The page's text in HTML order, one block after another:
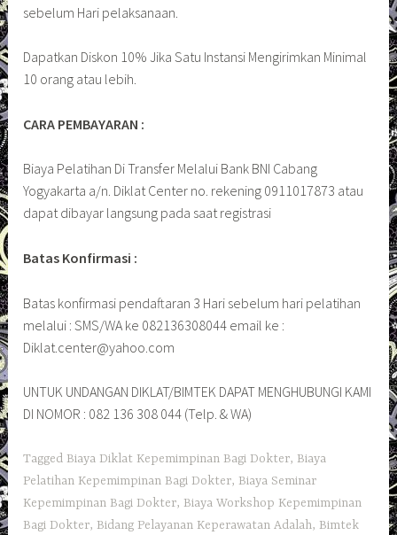
sebelum Hari pelaksanaan.
Dapatkan Diskon 10% Jika Satu Instansi Mengirimkan Minimal
10 orang atau lebih.
CARA PEMBAYARAN :
Biaya Pelatihan Di Transfer Melalui Bank BNI Cabang
Yogyakarta a/n. Diklat Center no. rekening 0911017873 atau
dapat dibayar langsung pada saat registrasi
Batas Konfirmasi :
Batas konfirmasi pendaftaran 3 Hari sebelum hari pelatihan
melalui : SMS/WA ke 082136308044 email ke :
Diklat.center@yahoo.com
UNTUK UNDANGAN DIKLAT/BIMTEK DAPAT MENGHUBUNGI KAMI
DI NOMOR : 082 136 308 044 (Telp. & WA)
Tagged Biaya Diklat Kepemimpinan Bagi Dokter, Biaya
Pelatihan Kepemimpinan Bagi Dokter, Biaya Seminar
Kepemimpinan Bagi Dokter, Biaya Workshop Kepemimpinan
Bagi Dokter, Bidang Pelayanan Keperawatan Adalah, Bimtek